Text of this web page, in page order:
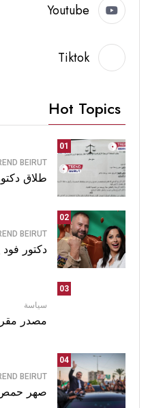
Youtube
Tiktok
Hot Topics
01
BEIRUT
طلاق
02
BEIRUT
دكتور
03
سياسة
مصدر
04
BEIRUT
صهر حمص